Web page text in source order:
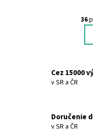
36
Cez 15000
v SR a ČR
Doručenie
v SR a ČR